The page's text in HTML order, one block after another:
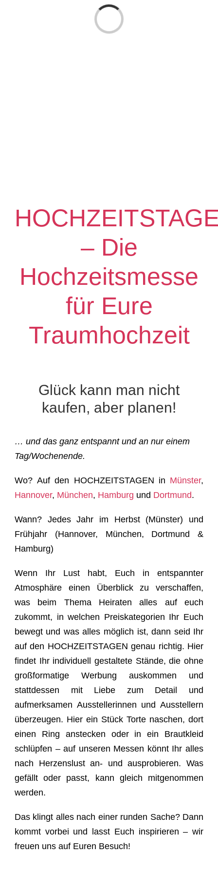
Laden...
– Die
Hochzeitsmesse
für Eure
Traumhochzeit
Glück kann man nicht
kaufen, aber planen!
… und das ganz entspannt und an nur einem
Tag/Wochenende.
Wo?Auf den HOCHZEITSTAGEN in Münster,
Hannover, München, Hamburg und Dortmund.
Wann? Jedes Jahr im Herbst (Münster) und
Frühjahr (Hannover, München, Dortmund &
Hamburg)
Wenn Ihr Lust habt, Euch in entspannter
Atmosphäre einen Überblick zu verschaffen,
was beim Thema Heiraten alles auf euch
zukommt, in welchen Preiskategorien Ihr Euch
bewegt und was alles möglich ist, dann seid Ihr
auf den HOCHZEITSTAGEN genau richtig. Hier
findet Ihr individuell gestaltete Stände, die ohne
großformatige Werbung auskommen und
stattdessen mit Liebe zum Detail und
aufmerksamen Ausstellerinnen und Ausstellern
überzeugen. Hier ein Stück Torte naschen, dort
einen Ring anstecken oder in ein Brautkleid
schlüpfen – auf unseren Messen könnt Ihr alles
nach Herzenslust an- und ausprobieren. Was
gefällt oder passt, kann gleich mitgenommen
werden.
Das klingt alles nach einer runden Sache? Dann
kommt vorbei und lasst Euch inspirieren – wir
freuen uns auf Euren Besuch!